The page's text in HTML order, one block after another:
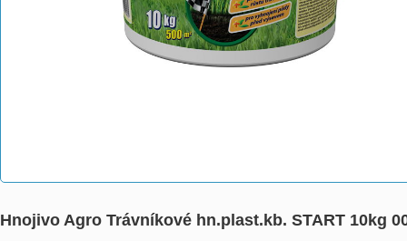
Hnojivo Agro Trávníkové hn.plast.kb. START 10kg